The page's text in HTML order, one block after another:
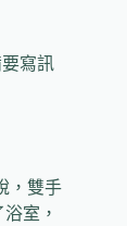
寫訊
，雙手
室，